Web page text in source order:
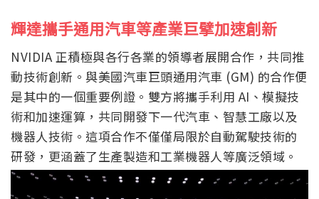
輝達攜手通用汽車等產業巨擘加速創新
NVIDIA 正積極與各行各業的領導者展開合作，共同推
動技術創新。與美國汽車巨頭通用汽車 (GM) 的合作便
是其中的一個重要例證。雙方將攜手利用 AI、模擬技
術和加速運算，共同開發下一代汽車、智慧工廠以及
機器人技術。這項合作不僅僅局限於自動駕駛技術的
研發，更涵蓋了生產製造和工業機器人等廣泛領域。